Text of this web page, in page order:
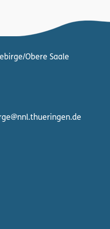
Obere Saale
@nnl.thueringen.de